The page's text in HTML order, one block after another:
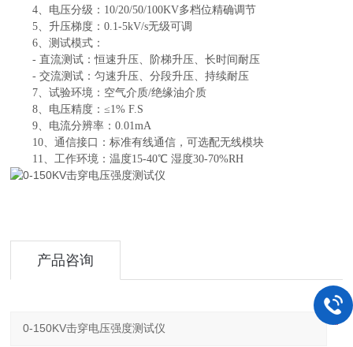
4、电压分级：10/20/50/100KV多档位精确调节
5、升压梯度：0.1-5kV/s无级可调
6、测试模式：
- 直流测试：恒速升压、阶梯升压、长时间耐压
- 交流测试：匀速升压、分段升压、持续耐压
7、试验环境：空气介质/绝缘油介质
8、电压精度：≤1% F.S
9、电流分辨率：0.01mA
10、通信接口：标准有线通信，可选配无线模块
11、工作环境：温度15-40℃ 湿度30-70%RH
产品咨询